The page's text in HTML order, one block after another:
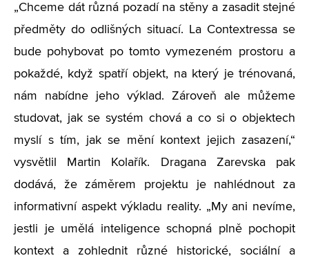
„Chceme dát různá pozadí na stěny a zasadit stejné
předměty do odlišných situací. La Contextressa se
bude pohybovat po tomto vymezeném prostoru a
pokaždé, když spatří objekt, na který je trénovaná,
nám nabídne jeho výklad. Zároveň ale můžeme
studovat, jak se systém chová a co si o objektech
myslí s tím, jak se mění kontext jejich zasazení,“
vysvětlil Martin Kolařík. Dragana Zarevska pak
dodává, že záměrem projektu je nahlédnout za
informativní aspekt výkladu reality. „My ani nevíme,
jestli je umělá inteligence schopná plně pochopit
kontext a zohlednit různé historické, sociální a